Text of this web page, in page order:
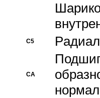
C5
CA